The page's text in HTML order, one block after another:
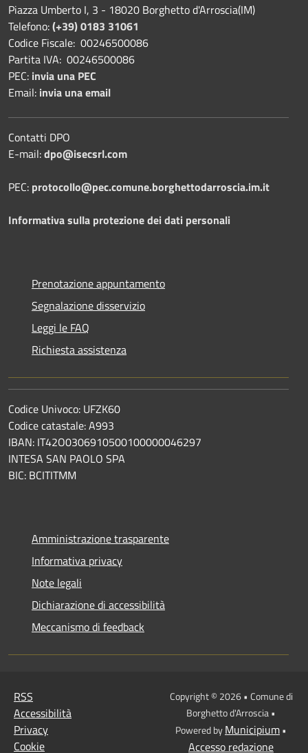
Piazza Umberto I, 3 - 18020 Borghetto d'Arroscia(IM)
Telefono:(+39) 0183 31061
Codice Fiscale: 00246500086
Partita IVA: 00246500086
PEC: invia una PEC
Email: invia una email
Contatti DPO
E-mail:dpo@isecsrl.com
PEC: protocollo@pec.comune.borghettodarroscia.im.it
Informativa sulla protezione dei dati personali
Prenotazione appuntamento
Segnalazione disservizio
Leggi le FAQ
Richiesta assistenza
Codice Univoco: UFZK60
Codice catastale: A993
IBAN: IT42O0306910500100000046297
INTESA SAN PAOLO SPA
BIC: BCITITMM
Amministrazione trasparente
Informativa privacy
Note legali
Dichiarazione di accessibilità
Meccanismo di feedback
RSS
Accessibilità
Privacy
Cookie
Copyright © 2026 • Comune di
Borghetto d'Arroscia •
Powered byMunicipium•
Accesso redazione